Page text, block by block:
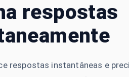
respostas
respostas instantâneas e